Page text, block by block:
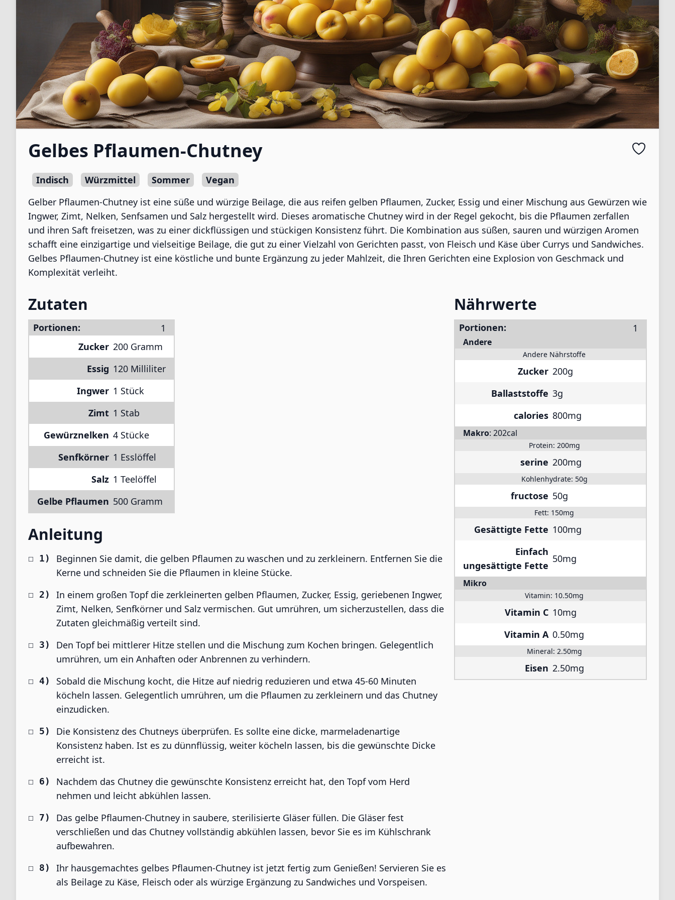
Gelbes Pflaumen-Chutney
Indisch Würzmittel Sommer
Vegan
Gelber Pflaumen-Chutney ist eine süße und würzige Beilage, die aus reifen gelben Pflaumen, Zucker, Essig und einer Mischung aus Gewürzen wie
Ingwer, Zimt, Nelken, Senfsamen und Salz hergestellt wird. Dieses aromatische Chutney wird in der Regel gekocht, bis die Pflaumen zerfallen
und ihren Saft freisetzen, was zu einer dickflüssigen und stückigen Konsistenz führt. Die Kombination aus süßen, sauren und würzigen Aromen
schafft eine einzigartige und vielseitige Beilage, die gut zu einer Vielzahl von Gerichten passt, von Fleisch und Käse über Currys und Sandwiches.
Gelbes Pflaumen-Chutney ist eine köstliche und bunte Ergänzung zu jeder Mahlzeit, die Ihren Gerichten eine Explosion von Geschmack und
Komplexität verleiht.
Zutaten
Portionen:
Zucker 200 Gramm
Essig 120 Milliliter
Ingwer 1 Stück
Zimt 1 Stab
Gewürznelken 4 Stücke
Senfkörner 1 Esslöffel
Salz 1 Teelöffel
Gelbe Pflaumen 500 Gramm
Anleitung
Beginnen Sie damit, die gelben Pflaumen zu waschen und zu zerkleinern. Entfernen Sie die
Kerne und schneiden Sie die Pflaumen in kleine Stücke.
In einem großen Topf die zerkleinerten gelben Pflaumen, Zucker, Essig, geriebenen Ingwer,
Zimt, Nelken, Senfkörner und Salz vermischen. Gut umrühren, um sicherzustellen, dass die
Zutaten gleichmäßig verteilt sind.
Den Topf bei mittlerer Hitze stellen und die Mischung zum Kochen bringen. Gelegentlich
umrühren, um ein Anhaften oder Anbrennen zu verhindern.
Sobald die Mischung kocht, die Hitze auf niedrig reduzieren und etwa 45-60 Minuten
köcheln lassen. Gelegentlich umrühren, um die Pflaumen zu zerkleinern und das Chutney
einzudicken.
Die Konsistenz des Chutneys überprüfen. Es sollte eine dicke, marmeladenartige
Konsistenz haben. Ist es zu dünnflüssig, weiter köcheln lassen, bis die gewünschte Dicke
erreicht ist.
Nachdem das Chutney die gewünschte Konsistenz erreicht hat, den Topf vom Herd
nehmen und leicht abkühlen lassen.
Das gelbe Pflaumen-Chutney in saubere, sterilisierte Gläser füllen. Die Gläser fest
verschließen und das Chutney vollständig abkühlen lassen, bevor Sie es im Kühlschrank
aufbewahren.
Ihr hausgemachtes gelbes Pflaumen-Chutney ist jetzt fertig zum Genießen! Servieren Sie es
als Beilage zu Käse, Fleisch oder als würzige Ergänzung zu Sandwiches und Vorspeisen.
Nährwerte
Portionen:
Andere
Andere Nährstoffe
Zucker 200g
Ballaststoffe 3g
calories 800mg
Makro: 202cal
Protein: 200mg
serine 200mg
Kohlenhydrate: 50g
fructose 50g
Fett: 150mg
Gesättigte Fette 100mg
Einfach
ungesättigte Fette
50mg
Mikro
Vitamin: 10.50mg
Vitamin C 10mg
Vitamin A 0.50mg
Mineral: 2.50mg
Eisen 2.50mg